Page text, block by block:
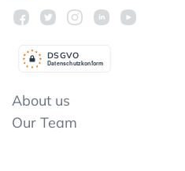
Datenschutzkonform
DSGVO
About us
Our Team